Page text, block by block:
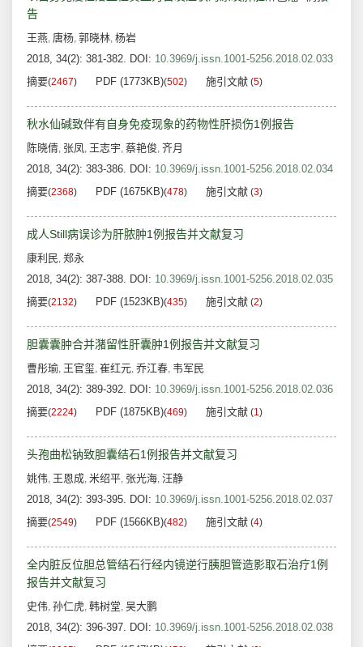
告
王燕, 唐杨, 郭晓林, 杨岩
2018, 34(2): 381-382. DOI: 10.3969/j.issn.1001-5256.2018.02.033
摘要(2467) PDF (1773KB)(502) 施引文献 (5)
秋水仙碱致伴有自身免疫现象的药物性肝损伤1例报告
陈晓倩, 张凤, 王志宇, 蔡艳俊, 齐月
2018, 34(2): 383-386. DOI: 10.3969/j.issn.1001-5256.2018.02.034
摘要(2368) PDF (1675KB)(478) 施引文献 (3)
成人Still病误诊为肝脓肿1例报告并文献复习
康利民, 郑永
2018, 34(2): 387-388. DOI: 10.3969/j.issn.1001-5256.2018.02.035
摘要(2132) PDF (1523KB)(435) 施引文献 (2)
胆囊囊肿合并潴留性肝囊肿1例报告并文献复习
曹彤瑜, 王官玺, 崔红元, 乔江春, 韦军民
2018, 34(2): 389-392. DOI: 10.3969/j.issn.1001-5256.2018.02.036
摘要(2224) PDF (1875KB)(469) 施引文献 (1)
头孢曲松钠致胆囊结石1例报告并文献复习
姚伟, 王恩成, 米绍平, 张光海, 汪静
2018, 34(2): 393-395. DOI: 10.3969/j.issn.1001-5256.2018.02.037
摘要(2549) PDF (1566KB)(482) 施引文献 (4)
全内脏反位胆总管结石行经内镜逆行胰胆管造影取石治疗1例
报告并文献复习
史伟, 孙仁虎, 韩树堂, 吴大鹏
2018, 34(2): 396-397. DOI: 10.3969/j.issn.1001-5256.2018.02.038